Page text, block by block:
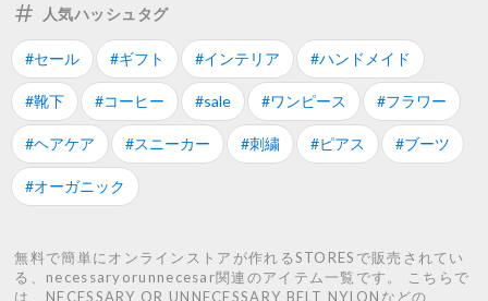
人気ハッシュタグ
#セール #ギフト #インテリア #ハンドメイド
#靴下 #コーヒー #sale #ワンピース #フラワー
#ヘアケア #スニーカー #刺繍 #ピアス #ブーツ
#オーガニック
無料で簡単にオンラインストアが作れるSTORESで販売されてい
る、necessaryorunnecesar関連のアイテム一覧です。 こちらで
は、NECESSARY OR UNNECESSARY BELT NYLONなどの